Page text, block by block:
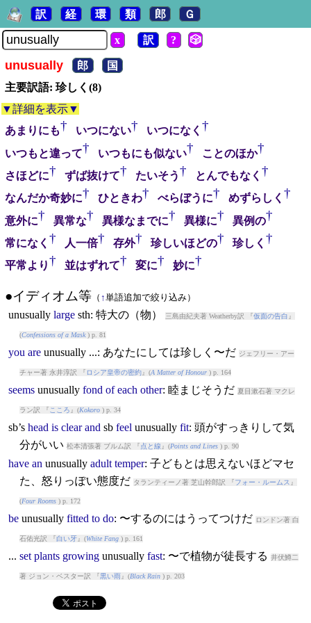
訳 経 環 類 郎 Ｇ
x 訳 ? 🎲
unusually 郎
国
主要訳語: 珍しく(8)
▼詳細を表示▼
あまりにも† いつにない† いつになく †
いつもと違って† いつもにも似ない† ことのほか†
さほどに† ずば抜けて† たいそう† とんでもなく †
なんだか奇妙に† ひときわ† べらぼうに† めずらしく †
意外に† 異常な† 異様なまでに† 異様に† 異例の†
常になく † 人一倍† 存外† 珍しいほどの† 珍しく †
平常より† 並はずれて† 変に† 妙に†
●イディオム等（ ↑単語追加で絞り込み）
unusually largesth: 特大の（物） 三島由紀夫著 Weatherby訳 『仮面の告白 』
(Confessions of a Mask) p. 81
you are unusually...: あなたにしては珍しく〜だ ジェフリー・アー
チャー著 永井淳訳 『 ロシア皇帝の密約』(A Matter of Honour) p. 164
seems unusually fond of each other: 睦まじそうだ 夏目漱石著 マクレ
ラン訳 『 こころ 』(Kokoro) p. 34
sb’s head is clear andsb feel unusually fit: 頭がすっきりして気
分がいい 松本清張著 ブルム訳 『 点と線 』(Points and Lines) p. 90
have an unusually adult temper: 子どもとは思えないほどマセ
た、怒りっぽい態度だ タランティーノ著 芝山幹郎訳 『 フォー・ルームス 』
(Four Rooms) p. 172
be unusually fitted to do: 〜するのにはうってつけだ ロンドン著 白
石佑光訳 『白い牙』(White Fang) p. 161
... set plants growing unusually fast: 〜で植物が徒長する 井伏鱒二
著 ジョン・ベスター訳 『黒い雨 』(Black Rain) p. 203